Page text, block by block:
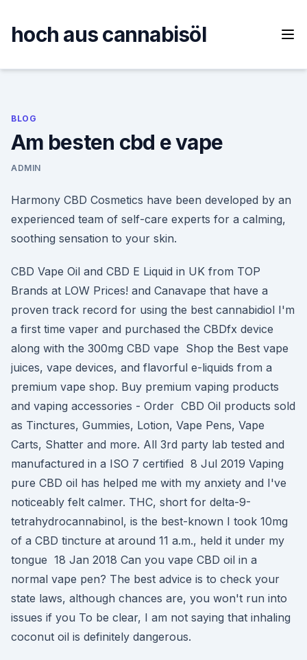
content
hoch aus cannabisöl
BLOG
Am besten cbd e vape
ADMIN
Harmony CBD Cosmetics have been developed by an
experienced team of self-care experts for a calming,
soothing sensation to your skin.
CBD Vape Oil and CBD E Liquid in UK from TOP
Brands at LOW Prices! and Canavape that have a
proven track record for using the best cannabidiol I'm
a first time vaper and purchased the CBDfx device
along with the 300mg CBD vape Shop the Best vape
juices, vape devices, and flavorful e-liquids from a
premium vape shop. Buy premium vaping products
and vaping accessories - Order CBD Oil products sold
as Tinctures, Gummies, Lotion, Vape Pens, Vape
Carts, Shatter and more. All 3rd party lab tested and
manufactured in a ISO 7 certified 8 Jul 2019 Vaping
pure CBD oil has helped me with my anxiety and I've
noticeably felt calmer. THC, short for delta-9-
tetrahydrocannabinol, is the best-known I took 10mg
of a CBD tincture at around 11 a.m., held it under my
tongue 18 Jan 2018 Can you vape CBD oil in a
normal vape pen? The best advice is to check your
state laws, although chances are, you won't run into
issues if you To be clear, I am not saying that inhaling
coconut oil is definitely dangerous.